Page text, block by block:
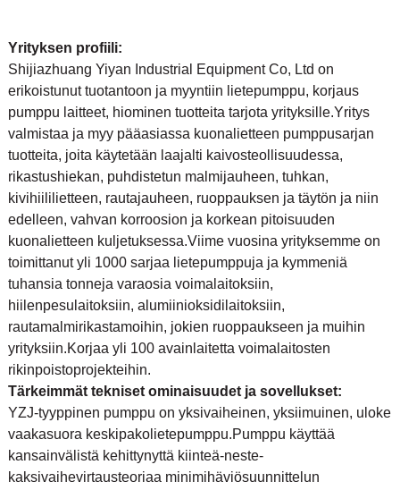
Yrityksen profiili:
Shijiazhuang Yiyan Industrial Equipment Co, Ltd on
erikoistunut tuotantoon ja myyntiin lietepumppu, korjaus
pumppu laitteet, hiominen tuotteita tarjota yrityksille.Yritys
valmistaa ja myy pääasiassa kuonalietteen pumppusarjan
tuotteita, joita käytetään laajalti kaivosteollisuudessa,
rikastushiekan, puhdistetun malmijauheen, tuhkan,
kivihiililietteen, rautajauheen, ruoppauksen ja täytön ja niin
edelleen, vahvan korroosion ja korkean pitoisuuden
kuonalietteen kuljetuksessa.Viime vuosina yrityksemme on
toimittanut yli 1000 sarjaa lietepumppuja ja kymmeniä
tuhansia tonneja varaosia voimalaitoksiin,
hiilenpesulaitoksiin, alumiinioksidilaitoksiin,
rautamalmirikastamoihin, jokien ruoppaukseen ja muihin
yrityksiin.Korjaa yli 100 avainlaitetta voimalaitosten
rikinpoistoprojekteihin.
Tärkeimmät tekniset ominaisuudet ja sovellukset:
YZJ-tyyppinen pumppu on yksivaiheinen, yksiimuinen, uloke
vaakasuora keskipakolietepumppu.Pumppu käyttää
kansainvälistä kehittynyttä kiinteä-neste-
kaksivaihevirtausteoriaa minimihäviösuunnittelun